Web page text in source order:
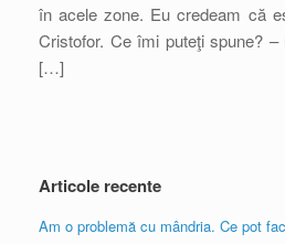
în acele zone. Eu credeam că
Cristofor. Ce îmi puteţi spune?
[…]
Articole recente
Am o problemă cu mândria. Ce pot